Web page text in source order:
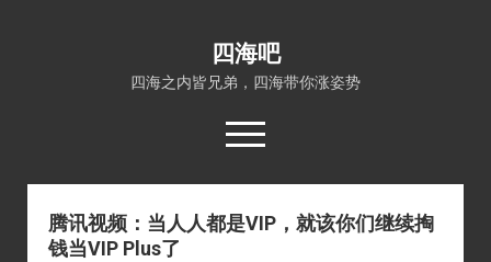
四海吧
四海之内皆兄弟，四海带你涨姿势
open
menu
首页
腾讯视频：当人人都是VIP，就该你们继续掏
钱当VIP Plus了